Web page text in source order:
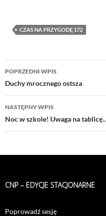
CZAS NA PRZYGODĘ 172
Nawigacja
wpisu
POPRZEDNI WPIS
Duchy mrocznego ostsza
NASTĘPNY WPIS
Noc w szkole! Uwaga na tablicę..
CNP – EDYCJE STACJONARNE
Poprowadź sesję